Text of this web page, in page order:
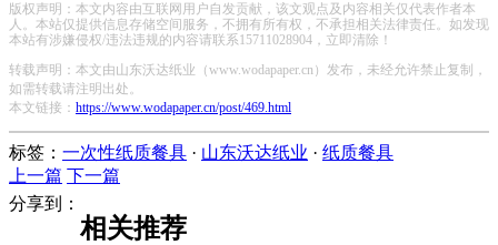
版权声明：本文内容由互联网用户自发贡献，该文观点及内容相关仅代表作者本
人。本站仅提供信息存储空间服务，不拥有所有权，不承担相关法律责任。如发现
本站有涉嫌侵权/违法违规的内容请联系15711028904，立即清除！
转载声明：本文由山东沃达纸业（www.wodapaper.cn）发布，未经允许禁止复制，
如需转载请注明出处。
本文链接： https://www.wodapaper.cn/post/469.html
标签： 一次性纸质餐具 · 山东沃达纸业 · 纸质餐具
上一篇
下一篇
分享到：
相关推荐